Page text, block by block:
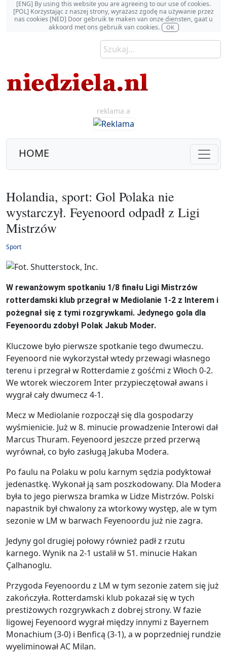
[ENG] By using this website you are agreeing to our use of cookies.
[POL] Korzystając z naszej strony, wyrażasz zgodę na używanie przez
nas cookies [NED] Door gebruik te maken van onze diensten, gaat u
akkoord met ons gebruik van cookies.
OK
reklama a
HOME
Holandia, sport: Gol Polaka nie
wystarczył. Feyenoord odpadł z Ligi
Mistrzów
Sport
W rewanżowym spotkaniu 1/8 finału Ligi Mistrzów
rotterdamski klub przegrał w Mediolanie 1-2 z Interem i
pożegnał się z tymi rozgrywkami. Jedynego gola dla
Feyenoordu zdobył Polak Jakub Moder.
Kluczowe było pierwsze spotkanie tego dwumeczu.
Feyenoord nie wykorzystał wtedy przewagi własnego
terenu i przegrał w Rotterdamie z gośćmi z Włoch 0-2.
We wtorek wieczorem Inter przypieczętował awans i
wygrał cały dwumecz 4-1.
Mecz w Mediolanie rozpoczął się dla gospodarzy
wyśmienicie. Już w 8. minucie prowadzenie Interowi dał
Marcus Thuram. Feyenoord jeszcze przed przerwą
wyrównał, co było zasługą Jakuba Modera.
Po faulu na Polaku w polu karnym sędzia podyktował
jedenastkę. Wykonał ją sam poszkodowany. Dla Modera
była to jego pierwsza bramka w Lidze Mistrzów. Polski
napastnik był chwalony za wtorkowy występ, ale w tym
sezonie w LM w barwach Feyenoordu już nie zagra.
Jedyny gol drugiej połowy również padł z rzutu
karnego. Wynik na 2-1 ustalił w 51. minucie Hakan
Çalhanoglu.
Przygoda Feyenoordu z LM w tym sezonie zatem się już
zakończyła. Rotterdamski klub pokazał się w tych
prestiżowych rozgrywkach z dobrej strony. W fazie
ligowej Feyenoord wygrał między innymi z Bayernem
Monachium (3-0) i Benficą (3-1), a w poprzedniej rundzie
wyeliminował AC Milan.